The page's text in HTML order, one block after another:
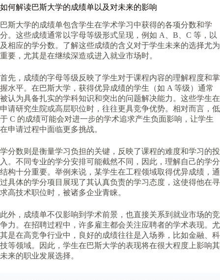
如何解读巴斯大学的成绩单以及对未来的影响
巴斯大学的成绩单包含学生在学术学习中获得的各项分数和学
分。这些成绩通常以字母等级形式呈现，例如 A、B、C 等，以
及相应的学分数。了解这些成绩的含义对于学生未来的选择尤为
重要，尤其是在继续深造或进入就业市场时。
首先，成绩的字母等级反映了学生对于课程内容的理解程度和掌
握水平。在巴斯大学，获得优异成绩的学生（如 A 等级）通常
被认为具备扎实的学科知识和突出的问题解决能力。这些学生在
申请研究生院或高层职位时，往往更具竞争优势。相对而言，低
于 C 的成绩可能会对进一步的学术追求产生负面影响，让学生
在申请过程中面临更多挑战。
学分数则是衡量学习负担的关键，反映了课程的难度和学习的投
入。不同专业的学分安排可能截然不同，因此，理解自己的学分
结构十分重要。举例来说，某学生在工程领域取得优异成绩，通
过具体的学分项目展现了其认真负责的学习态度，这使得他在寻
求高技术职位时，被诸多企业青睐。
此外，成绩单不仅影响到学术前景，也直接关系到就业市场的竞
争力。在招聘过程中，许多雇主都会关注应聘者的学术表现。尤
其是在高竞争行业中，良好的成绩往往是入场券，比如金融、科
技等领域。因此，学生在巴斯大学的表现将在很大程度上影响其
未来的职业发展选择。